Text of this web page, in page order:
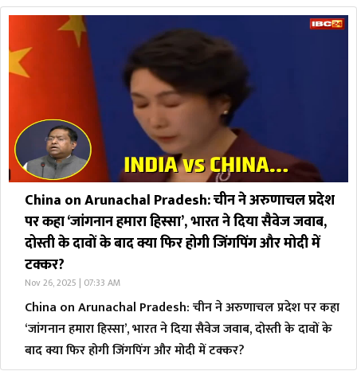
China on Arunachal Pradesh: चीन ने अरुणाचल प्रदेश
पर कहा ‘जांगनान हमारा हिस्सा’, भारत ने दिया सैवेज जवाब,
दोस्ती के दावों के बाद क्या फिर होगी जिंगपिंग और मोदी में
टक्कर?
Nov 26, 2025 | 07:33 AM
China on Arunachal Pradesh: चीन ने अरुणाचल प्रदेश पर कहा
‘जांगनान हमारा हिस्सा’, भारत ने दिया सैवेज जवाब, दोस्ती के दावों के
बाद क्या फिर होगी जिंगपिंग और मोदी में टक्कर?